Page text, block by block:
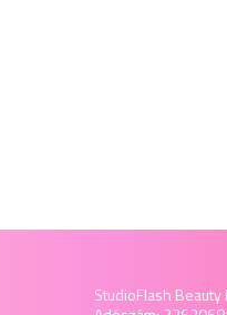
StudioFlash Beauty